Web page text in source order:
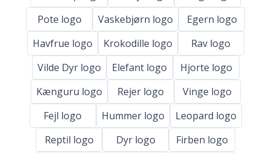
Pote logo
Vaskebjørn logo
Egern logo
Havfrue logo
Krokodille logo
Rav logo
Vilde Dyr logo
Elefant logo
Hjorte logo
Kænguru logo
Rejer logo
Vinge logo
Fejl logo
Hummer logo
Leopard logo
Reptil logo
Dyr logo
Firben logo